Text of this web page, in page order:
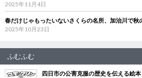
2025年11月4日
春だけじゃもったいないさくらの名所、加治川で秋
2025年10月23日
ふむふむ
四日市の公害克服の歴史を伝える絵